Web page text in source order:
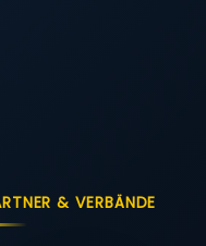
& VERBÄNDE